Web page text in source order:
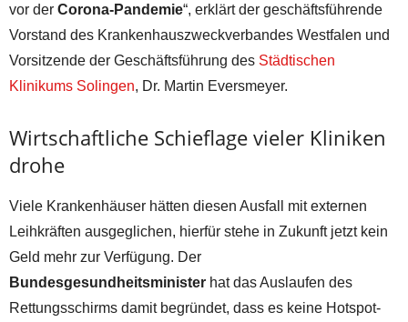
vor der Corona-Pandemie“, erklärt der geschäftsführende
Vorstand des Krankenhauszweckverbandes Westfalen und
Vorsitzende der Geschäftsführung des Städtischen
Klinikums Solingen, Dr. Martin Eversmeyer.
Wirtschaftliche Schieflage vieler Kliniken
drohe
Viele Krankenhäuser hätten diesen Ausfall mit externen
Leihkräften ausgeglichen, hierfür stehe in Zukunft jetzt kein
Geld mehr zur Verfügung. Der
Bundesgesundheitsminister hat das Auslaufen des
Rettungsschirms damit begründet, dass es keine Hotspot-